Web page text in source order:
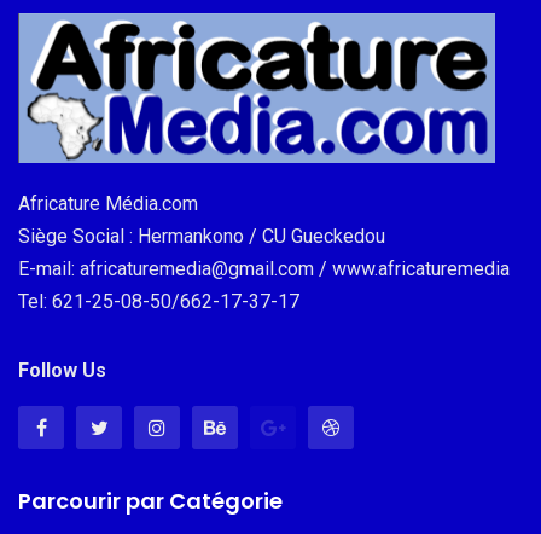
Africature Média.com
Siège Social : Hermankono / CU Gueckedou
E-mail: africaturemedia@gmail.com / www.africaturemedia
Tel: 621-25-08-50/662-17-37-17
Follow Us
Parcourir par Catégorie